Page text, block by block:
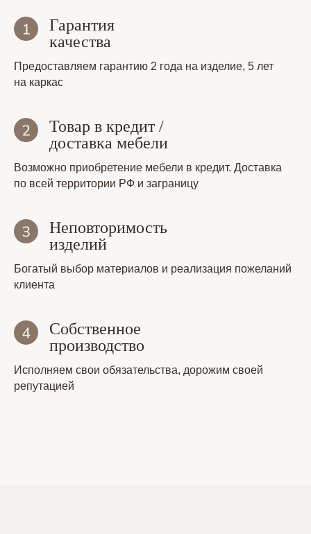
Гарантия
качества
Предоставляем гарантию 2 года на изделие, 5 лет
на каркас
Товар в кредит /
доставка мебели
Возможно приобретение мебели в кредит. Доставка
по всей территории РФ и заграницу
Неповторимость
изделий
Богатый выбор материалов и реализация пожеланий
клиента
Собственное
производство
Исполняем свои обязательства, дорожим своей
репутацией